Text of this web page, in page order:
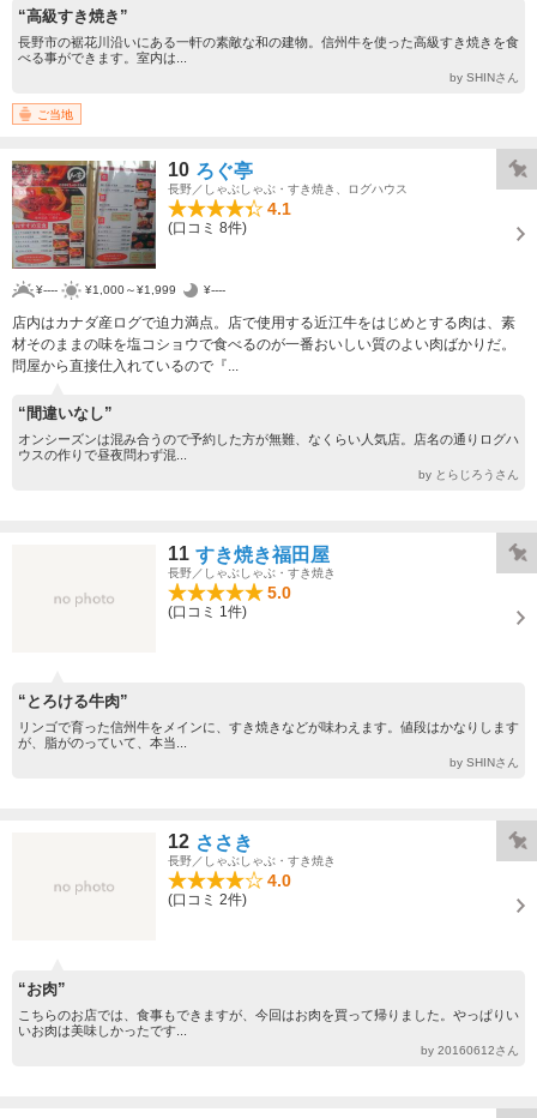
“高級すき焼き”
長野市の裾花川沿いにある一軒の素敵な和の建物。信州牛を使った高級すき焼きを食
べる事ができます。室内は...
by SHINさん
ご当地
10 ろぐ亭
長野／しゃぶしゃぶ・すき焼き、ログハウス
4.1
(口コミ 8件)
¥---- ¥1,000～¥1,999 ¥----
店内はカナダ産ログで迫力満点。店で使用する近江牛をはじめとする肉は、素
材そのままの味を塩コショウで食べるのが一番おいしい質のよい肉ばかりだ。
問屋から直接仕入れているので『...
“間違いなし”
オンシーズンは混み合うので予約した方が無難、なくらい人気店。店名の通りログハ
ウスの作りで昼夜問わず混...
by とらじろうさん
11 すき焼き福田屋
長野／しゃぶしゃぶ・すき焼き
5.0
(口コミ 1件)
“とろける牛肉”
リンゴで育った信州牛をメインに、すき焼きなどが味わえます。値段はかなりします
が、脂がのっていて、本当...
by SHINさん
12 ささき
長野／しゃぶしゃぶ・すき焼き
4.0
(口コミ 2件)
“お肉”
こちらのお店では、食事もできますが、今回はお肉を買って帰りました。やっぱりい
いお肉は美味しかったです...
by 20160612さん